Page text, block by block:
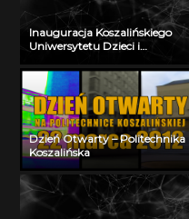
Inauguracja Koszalińskiego
Uniwersytetu Dzieci i
Dzień Otwarty – Politechnika
Koszalińska